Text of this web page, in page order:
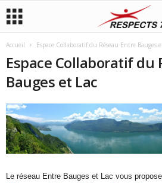
Accueil Espace Collaboratif du Réseau Entre Bauges
Espace Collaboratif du
Bauges et Lac
Le réseau Entre Bauges et Lac vous